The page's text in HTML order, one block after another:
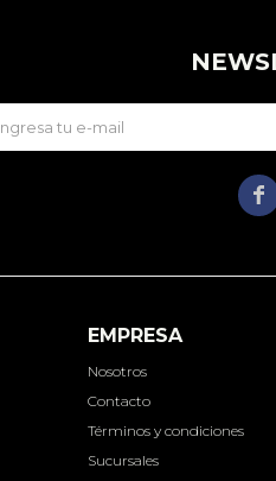
EMPRESA
Nosotros
Contacto
Términos y condiciones
Sucursales
